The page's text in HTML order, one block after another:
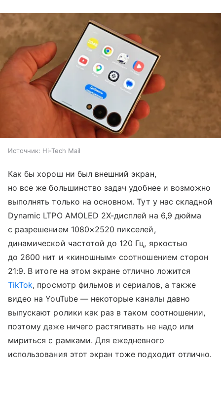
Источник: Hi-Tech Mail
Как бы хорош ни был внешний экран,
но все же большинство задач удобнее и возможно
выполнять только на основном. Тут у нас складной
Dynamic LTPO AMOLED 2X-дисплей на 6,9 дюйма
с разрешением 1080×2520 пикселей,
динамической частотой до 120 Гц, яркостью
до 2600 нит и «киношным» соотношением сторон
21:9. В итоге на этом экране отлично ложится
TikTok, просмотр фильмов и сериалов, а также
видео на YouTube — некоторые каналы давно
выпускают ролики как раз в таком соотношении,
поэтому даже ничего растягивать не надо или
мириться с рамками. Для ежедневного
использования этот экран тоже подходит отлично.